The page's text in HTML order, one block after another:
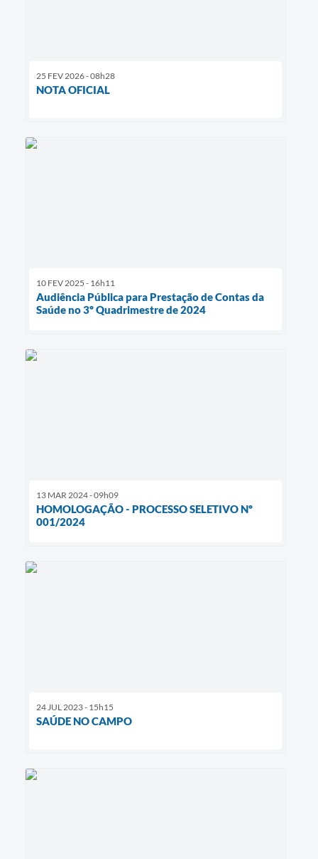
25 FEV 2026 - 08h28
NOTA OFICIAL
10 FEV 2025 - 16h11
Audiência Pública para Prestação de Contas da
Saúde no 3º Quadrimestre de 2024
13 MAR 2024 - 09h09
HOMOLOGAÇÃO - PROCESSO SELETIVO Nº
001/2024
24 JUL 2023 - 15h15
SAÚDE NO CAMPO